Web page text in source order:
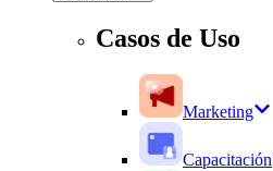
Casos de Uso
Marketing
Capacitación